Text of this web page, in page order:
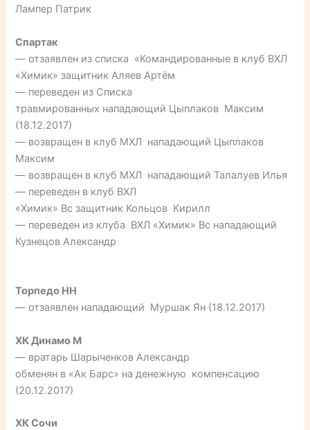
Лампер Патрик
Спартак
— отзаявлен из списка «Командированные в клуб ВХЛ
«Химик» защитник Аляев Артём
— переведен из Списка
травмированных нападающий Цыплаков Максим
(18.12.2017)
— возвращен в клуб МХЛ нападающий Цыплаков
Максим
— возвращен в клуб МХЛ нападающий Талалуев Илья
— переведен в клуб ВХЛ
«Химик» Вс защитник Кольцов Кирилл
— переведен из клуба ВХЛ «Химик» Вс нападающий
Кузнецов Александр
Торпедо НН
— отзаявлен нападающий Муршак Ян (18.12.2017)
ХК Динамо М
— вратарь Шарыченков Александр
обменян в «Ак Барс» на денежную компенсацию
(20.12.2017)
ХК Сочи